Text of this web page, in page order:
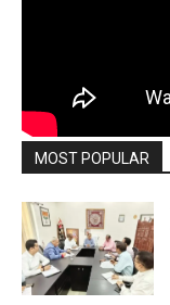
MOST POPULAR